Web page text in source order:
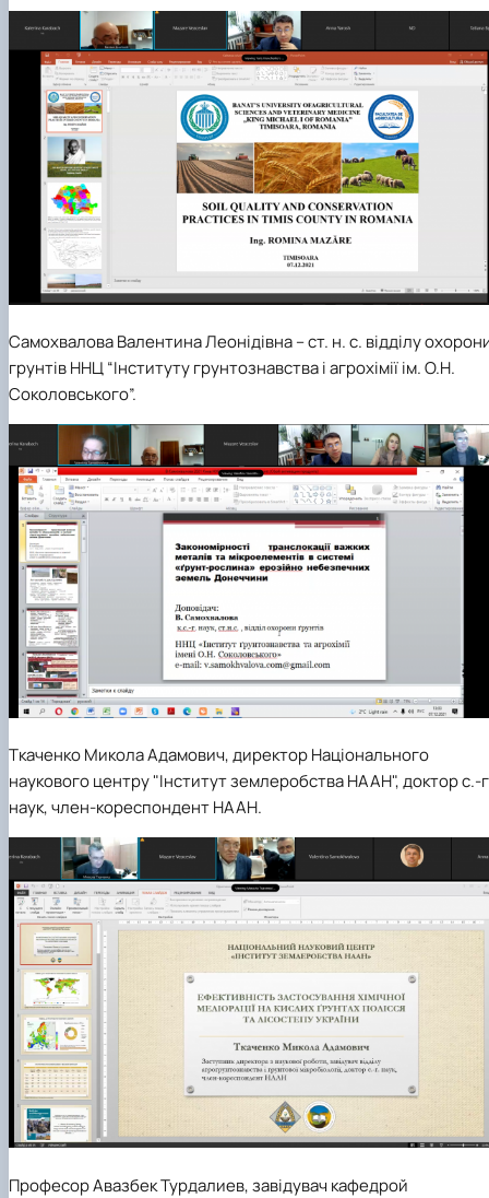
Самохвалова Валентина Леонідівна– ст. н. с. відділу
грунтів ННЦ “Інституту грунтознавства і агрохімії ім. О.Н.
Соколовського”.
Ткаченко Микола Адамович, директор Національного
наукового центру "Інститут землеробства НААН", доктор с.-
наук, член-кореспондент НААН.
ПрофесорАвазбек Турдалиев, завідувач кафедрой